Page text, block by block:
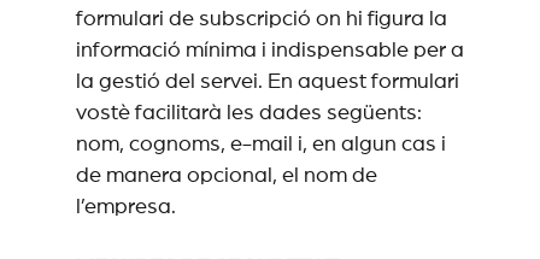
formulari de subscripció on hi figura la
informació mínima i indispensable per a
la gestió del servei. En aquest formulari
vostè facilitarà les dades següents:
nom, cognoms, e-mail i, en algun cas i
de manera opcional, el nom de
l’empresa.